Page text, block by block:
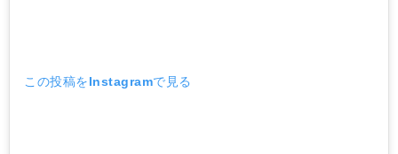
この投稿をInstagramで見る